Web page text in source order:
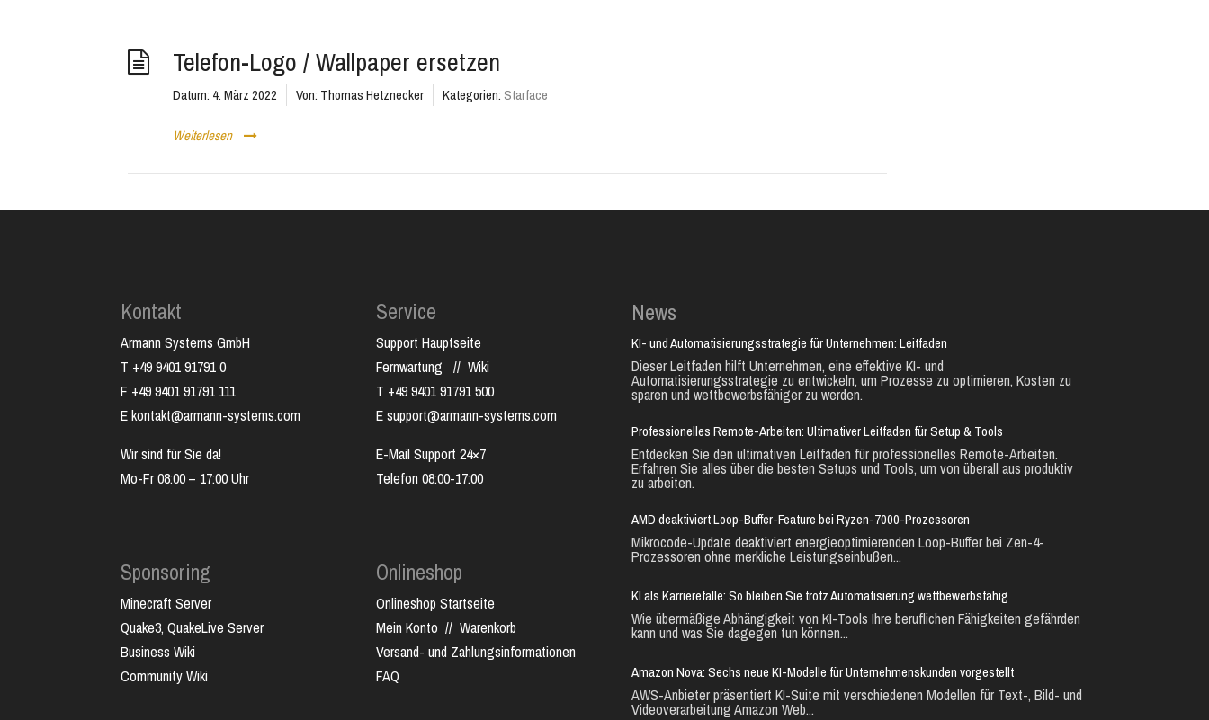
Telefon-Logo / Wallpaper ersetzen
Datum: 4. März 2022 Von: Thomas Hetznecker Kategorien:Starface
Weiterlesen
Kontakt
Armann Systems GmbH
T +49 9401 91791 0
F +49 9401 91791 111
E kontakt@armann-systems.com
Wir sind für Sie da!
Mo-Fr 08:00 – 17:00 Uhr
Sponsoring
Minecraft Server
Quake3, QuakeLive Server
Business Wiki
Community Wiki
Service
Support Hauptseite
Fernwartung // Wiki
T +49 9401 91791 500
E support@armann-systems.com
E-Mail Support 24×7
Telefon 08:00-17:00
Onlineshop
Onlineshop Startseite
Mein Konto // Warenkorb
Versand- und Zahlungsinformationen
FAQ
News
KI- und Automatisierungsstrategie für Unternehmen: Leitfaden
Dieser Leitfaden hilft Unternehmen, eine effektive KI- und
Automatisierungsstrategie zu entwickeln, um Prozesse zu optimieren, Kosten zu
sparen und wettbewerbsfähiger zu werden.
Professionelles Remote-Arbeiten: Ultimativer Leitfaden für Setup & Tools
Entdecken Sie den ultimativen Leitfaden für professionelles Remote-Arbeiten.
Erfahren Sie alles über die besten Setups und Tools, um von überall aus produktiv
zu arbeiten.
AMD deaktiviert Loop-Buffer-Feature bei Ryzen-7000-Prozessoren
Mikrocode-Update deaktiviert energieoptimierenden Loop-Buffer bei Zen-4-
Prozessoren ohne merkliche Leistungseinbußen...
KI als Karrierefalle: So bleiben Sie trotz Automatisierung wettbewerbsfähig
Wie übermäßige Abhängigkeit von KI-Tools Ihre beruflichen Fähigkeiten gefährden
kann und was Sie dagegen tun können...
Amazon Nova: Sechs neue KI-Modelle für Unternehmenskunden vorgestellt
AWS-Anbieter präsentiert KI-Suite mit verschiedenen Modellen für Text-, Bild- und
Videoverarbeitung Amazon Web...